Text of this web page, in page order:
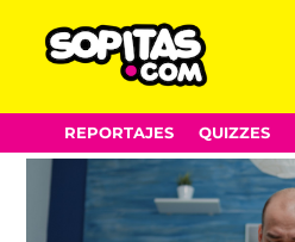
Skip
to
content
REPORTAJES QUIZZES